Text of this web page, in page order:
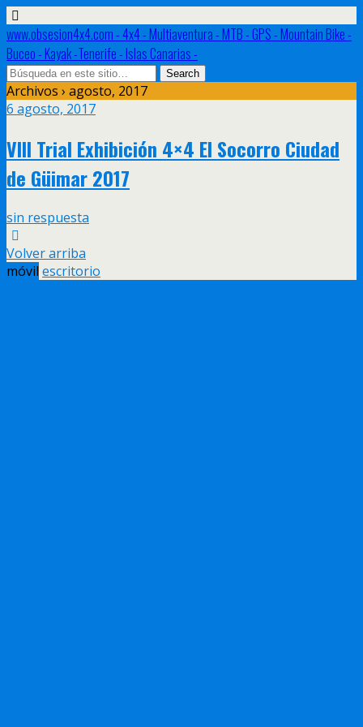
www.obsesion4x4.com - 4x4 - Multiaventura - MTB - GPS - Mountain Bike -
Buceo - Kayak -Tenerife - Islas Canarias -
Archivos › agosto, 2017
6 agosto, 2017
VIII Trial Exhibición 4×4 El Socorro Ciudad
de Güimar 2017
sin respuesta
Volver arriba
móvil escritorio